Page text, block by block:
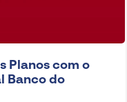
Planos com o
Banco do